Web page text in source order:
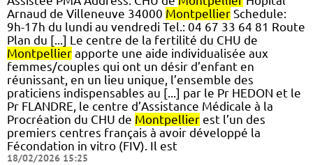
Arnaud de Villeneuve 34000 Montpellier Schedule:
9h-17h du lundi au vendredi Tel.: 04 67 33 64 81 Route
Plan du [...] Le centre de la fertilité du CHU de
Montpellier apporte une aide individualisée aux
femmes/couples qui ont un désir d’enfant en
réunissant, en un lieu unique, l’ensemble des
praticiens indispensables au [...] par le Pr HEDON et le
Pr FLANDRE, le centre d’Assistance Médicale à la
Procréation du CHU de Montpellier est l’un des
premiers centres français à avoir développé la
Fécondation in vitro (FIV). Il est
18/02/2026 15:25